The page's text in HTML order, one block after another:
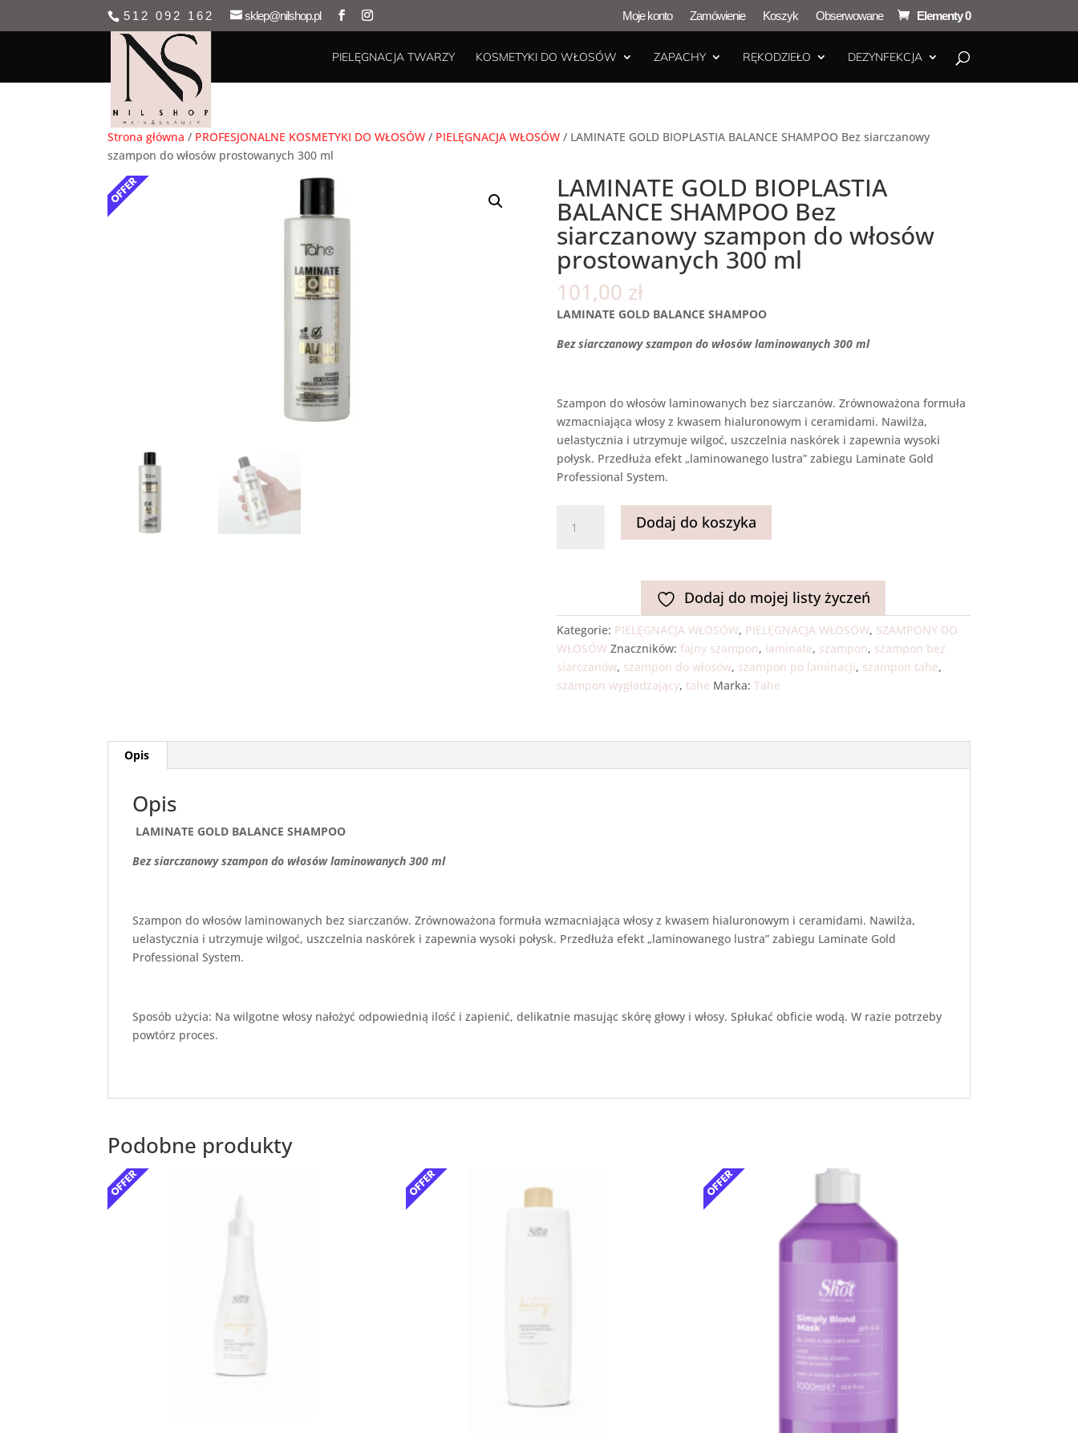
512 092 162 sklep@nilshop.pl Moje konto Zamówienie Koszyk Obserwowane Elementy 0
PIELĘGNACJA TWARZY KOSMETYKI DO WŁOSÓW ZAPACHY RĘKODZIEŁO DEZYNFEKCJA
Strona główna / PROFESJONALNE KOSMETYKI DO WŁOSÓW / PIELĘGNACJA WŁOSÓW / LAMINATE GOLD BIOPLASTIA BALANCE SHAMPOO Bez siarczanowy
szampon do włosów prostowanych 300 ml
LAMINATE GOLD BIOPLASTIA
BALANCE SHAMPOO Bez
siarczanowy szampon do włosów
prostowanych 300 ml
101,00 zł
LAMINATE GOLD BALANCE SHAMPOO
Bez siarczanowy szampon do włosów laminowanych 300 ml
Szampon do włosów laminowanych bez siarczanów. Zrównoważona formuła
wzmacniająca włosy z kwasem hialuronowym i ceramidami. Nawilża,
uelastycznia i utrzymuje wilgoć, uszczelnia naskórek i zapewnia wysoki
połysk. Przedłuża efekt „laminowanego lustra” zabiegu Laminate Gold
Professional System.
LAMINATE
Bez
siarczanowy
szampon
do
Dodaj do koszyka
Dodaj do mojej listy życzeń
Kategorie: PIELĘGNACJA WŁOSÓW, PIELĘGNACJA WŁOSÓW, SZAMPONY DO
WŁOSÓW Znaczników: fajny szampon, laminate, szampon, szampon bez
siarczanów, szampon do włosów, szampon po laminacji, szampon tahe,
szampon wygładzający, tahe Marka: Tahe
Opis
Opis
LAMINATE GOLD BALANCE SHAMPOO
Bez siarczanowy szampon do włosów laminowanych 300 ml
Szampon do włosów laminowanych bez siarczanów. Zrównoważona formuła wzmacniająca włosy z kwasem hialuronowym i ceramidami. Nawilża,
uelastycznia i utrzymuje wilgoć, uszczelnia naskórek i zapewnia wysoki połysk. Przedłuża efekt „laminowanego lustra” zabiegu Laminate Gold
Professional System.
Sposób użycia: Na wilgotne włosy nałożyć odpowiednią ilość i zapienić, delikatnie masując skórę głowy i włosy. Spłukać obficie wodą. W razie potrzeby
powtórz proces.
Podobne produkty